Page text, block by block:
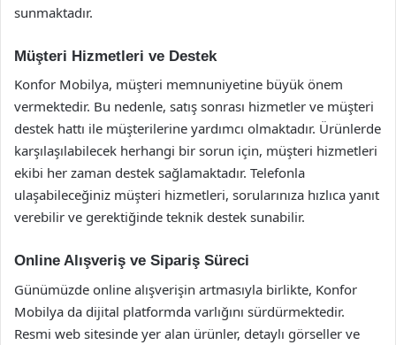
sunmaktadır.
Müşteri Hizmetleri ve Destek
Konfor Mobilya, müşteri memnuniyetine büyük önem
vermektedir. Bu nedenle, satış sonrası hizmetler ve müşteri
destek hattı ile müşterilerine yardımcı olmaktadır. Ürünlerde
karşılaşılabilecek herhangi bir sorun için, müşteri hizmetleri
ekibi her zaman destek sağlamaktadır. Telefonla
ulaşabileceğiniz müşteri hizmetleri, sorularınıza hızlıca yanıt
verebilir ve gerektiğinde teknik destek sunabilir.
Online Alışveriş ve Sipariş Süreci
Günümüzde online alışverişin artmasıyla birlikte, Konfor
Mobilya da dijital platformda varlığını sürdürmektedir.
Resmi web sitesinde yer alan ürünler, detaylı görseller ve